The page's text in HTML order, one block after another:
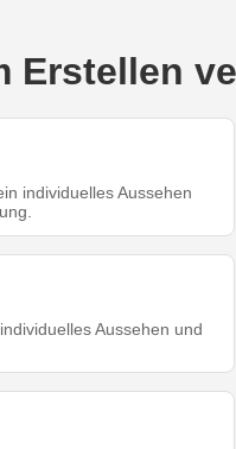
Erstellen
individuelles Aussehen
Aussehen und